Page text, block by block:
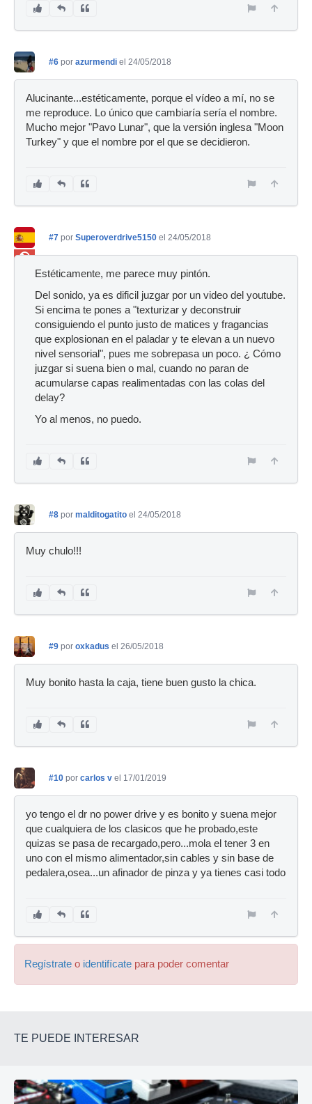
#6 por azurmendi el 24/05/2018
Alucinante...estéticamente, porque el vídeo a mí, no se
me reproduce. Lo único que cambiaría sería el nombre.
Mucho mejor "Pavo Lunar", que la versión inglesa "Moon
Turkey" y que el nombre por el que se decidieron.
#7 por Superoverdrive5150 el 24/05/2018
Estéticamente, me parece muy pintón.
Del sonido, ya es dificil juzgar por un video del youtube.
Si encima te pones a "texturizar y deconstruir
consiguiendo el punto justo de matices y fragancias
que explosionan en el paladar y te elevan a un nuevo
nivel sensorial", pues me sobrepasa un poco. ¿ Cómo
juzgar si suena bien o mal, cuando no paran de
acumularse capas realimentadas con las colas del
delay?
Yo al menos, no puedo.
#8 por malditogatito el 24/05/2018
Muy chulo!!!
#9 por oxkadus el 26/05/2018
Muy bonito hasta la caja, tiene buen gusto la chica.
#10 por carlos v el 17/01/2019
yo tengo el dr no power drive y es bonito y suena mejor
que cualquiera de los clasicos que he probado,este
quizas se pasa de recargado,pero...mola el tener 3 en
uno con el mismo alimentador,sin cables y sin base de
pedalera,osea...un afinador de pinza y ya tienes casi todo
Regístrate o identifícate para poder comentar
TE PUEDE INTERESAR